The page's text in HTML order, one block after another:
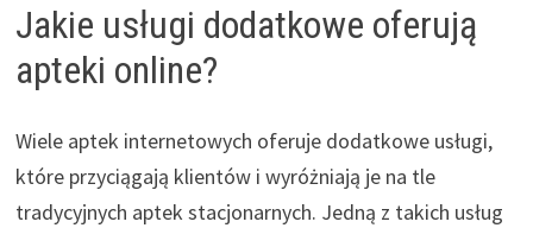
Jakie usługi dodatkowe oferują
apteki online?
Wiele aptek internetowych oferuje dodatkowe usługi,
które przyciągają klientów i wyróżniają je na tle
tradycyjnych aptek stacjonarnych. Jedną z takich usług